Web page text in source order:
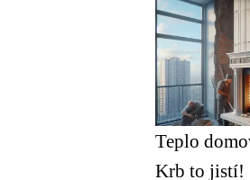
Teplo
Krb to jistí!